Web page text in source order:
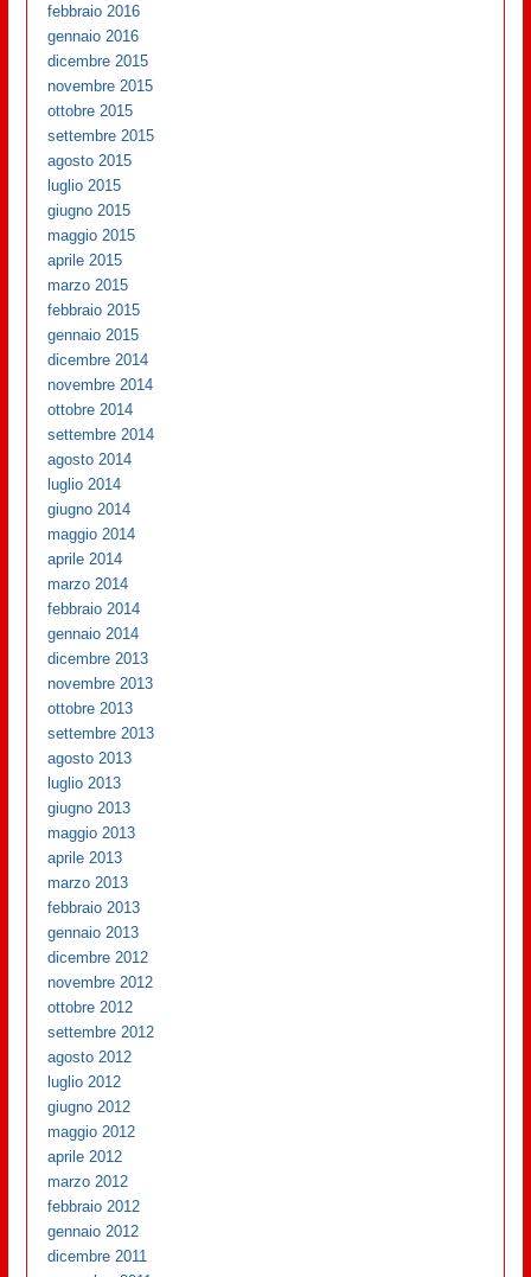
febbraio 2016
gennaio 2016
dicembre 2015
novembre 2015
ottobre 2015
settembre 2015
agosto 2015
luglio 2015
giugno 2015
maggio 2015
aprile 2015
marzo 2015
febbraio 2015
gennaio 2015
dicembre 2014
novembre 2014
ottobre 2014
settembre 2014
agosto 2014
luglio 2014
giugno 2014
maggio 2014
aprile 2014
marzo 2014
febbraio 2014
gennaio 2014
dicembre 2013
novembre 2013
ottobre 2013
settembre 2013
agosto 2013
luglio 2013
giugno 2013
maggio 2013
aprile 2013
marzo 2013
febbraio 2013
gennaio 2013
dicembre 2012
novembre 2012
ottobre 2012
settembre 2012
agosto 2012
luglio 2012
giugno 2012
maggio 2012
aprile 2012
marzo 2012
febbraio 2012
gennaio 2012
dicembre 2011